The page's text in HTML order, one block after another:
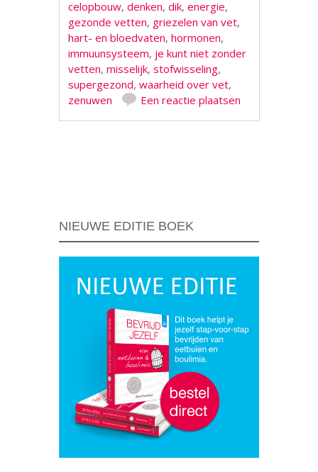
celopbouw,denken,dik,energie,
gezonde vetten, griezelen van vet,
hart- en bloedvaten,hormonen,
immuunsysteem, je kunt niet zonder
vetten,misselijk,stofwisseling,
supergezond,waarheid over vet,
zenuwen
Een reactie plaatsen
NIEUWE EDITIE BOEK